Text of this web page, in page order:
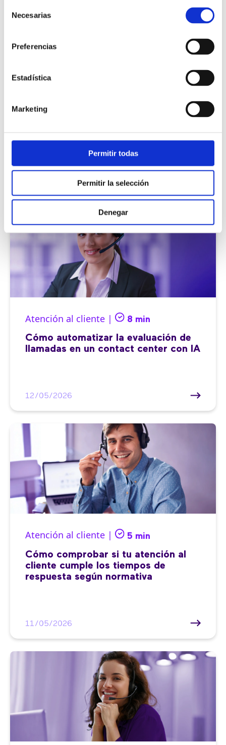
Necesarias
Preferencias
Estadística
Marketing
Permitir todas
Permitir la selección
Denegar
Atención al cliente | 8 min
Cómo automatizar la evaluación de
llamadas en un contact center con IA
12/05/2026
Atención al cliente | 5 min
Cómo comprobar si tu atención al
cliente cumple los tiempos de
respuesta según normativa
11/05/2026